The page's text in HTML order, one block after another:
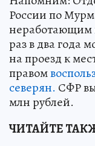
России по
неработающим
раз в два года
на проезд к
правом
северян. СФР
млн рублей.
ЧИТАЙТЕ